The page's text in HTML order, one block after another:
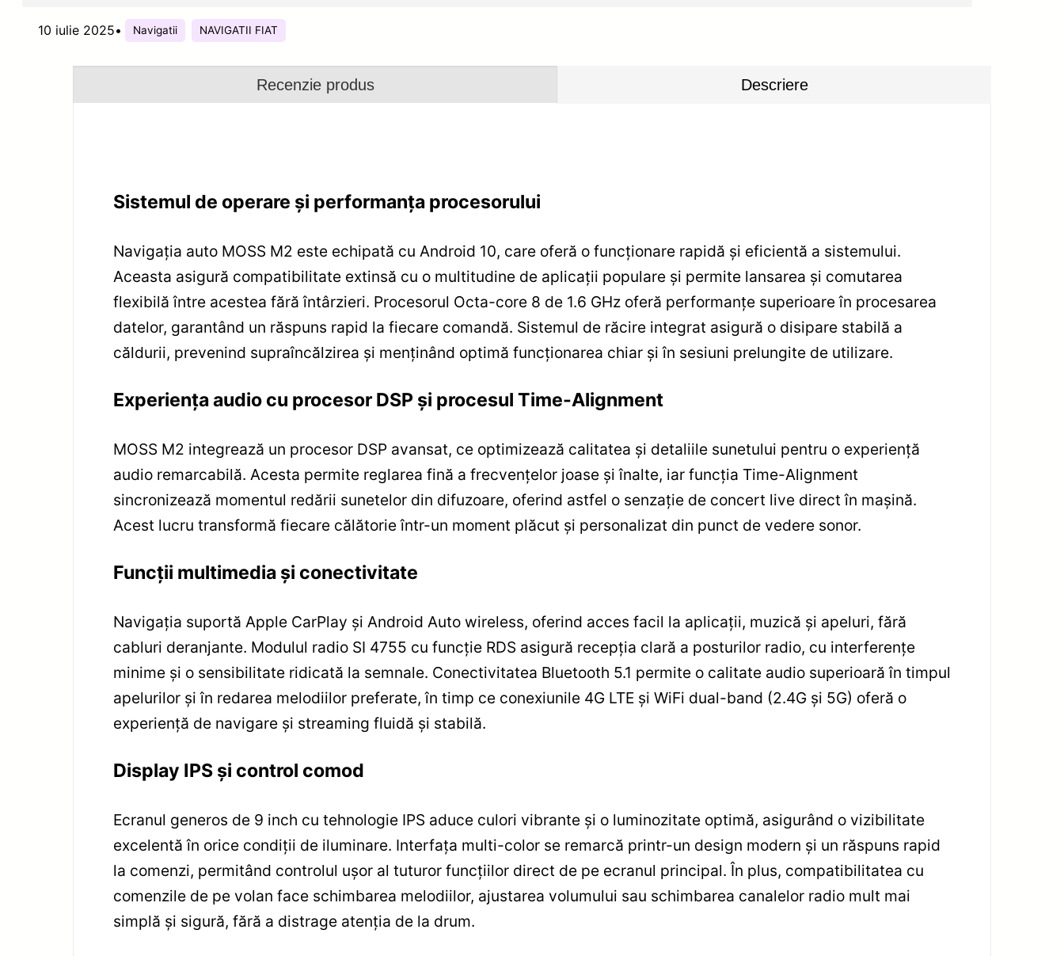
10 iulie 2025• Navigatii NAVIGATII FIAT
Recenzie produs Descriere
Sistemul de operare și performanța procesorului
Navigația auto MOSS M2 este echipată cu Android 10, care oferă o funcționare rapidă și eficientă a sistemului.
Aceasta asigură compatibilitate extinsă cu o multitudine de aplicații populare și permite lansarea și comutarea
flexibilă între acestea fără întârzieri. Procesorul Octa-core 8 de 1.6 GHz oferă performanțe superioare în procesarea
datelor, garantând un răspuns rapid la fiecare comandă. Sistemul de răcire integrat asigură o disipare stabilă a
căldurii, prevenind supraîncălzirea și menținând optimă funcționarea chiar și în sesiuni prelungite de utilizare.
Experiența audio cu procesor DSP și procesul Time-Alignment
MOSS M2 integrează un procesor DSP avansat, ce optimizează calitatea și detaliile sunetului pentru o experiență
audio remarcabilă. Acesta permite reglarea fină a frecvențelor joase și înalte, iar funcția Time-Alignment
sincronizează momentul redării sunetelor din difuzoare, oferind astfel o senzație de concert live direct în mașină.
Acest lucru transformă fiecare călătorie într-un moment plăcut și personalizat din punct de vedere sonor.
Funcții multimedia și conectivitate
Navigația suportă Apple CarPlay și Android Auto wireless, oferind acces facil la aplicații, muzică și apeluri, fără
cabluri deranjante. Modulul radio SI 4755 cu funcție RDS asigură recepția clară a posturilor radio, cu interferențe
minime și o sensibilitate ridicată la semnale. Conectivitatea Bluetooth 5.1 permite o calitate audio superioară în timpul
apelurilor și în redarea melodiilor preferate, în timp ce conexiunile 4G LTE și WiFi dual-band (2.4G și 5G) oferă o
experiență de navigare și streaming fluidă și stabilă.
Display IPS și control comod
Ecranul generos de 9 inch cu tehnologie IPS aduce culori vibrante și o luminozitate optimă, asigurând o vizibilitate
excelentă în orice condiții de iluminare. Interfața multi-color se remarcă printr-un design modern și un răspuns rapid
la comenzi, permitând controlul ușor al tuturor funcțiilor direct de pe ecranul principal. În plus, compatibilitatea cu
comenzile de pe volan face schimbarea melodiilor, ajustarea volumului sau schimbarea canalelor radio mult mai
simplă și sigură, fără a distrage atenția de la drum.